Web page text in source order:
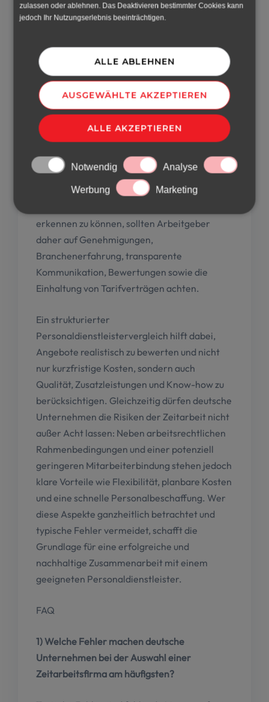
zulassen oder ablehnen. Das Deaktivieren bestimmter Cookies kann
jedoch Ihr Nutzungserlebnis beeinträchtigen.
ALLE ABLEHNEN
AUSGEWÄHLTE AKZEPTIEREN
ALLE AKZEPTIEREN
Notwendig Analyse
Werbung Marketing
Zusammenfassend:
Die Auswahl einerZeitarbeitsfirma
deutsche Unternehmen eine strategisch
wichtige Entscheidung mit langfristigen
Auswirkungen. Wie der Artikel zeigt, führen
typische Fehler Zeitarbeit Unternehmen
häufig dazu, dass der falsche Partner gewählt
wird – etwa durch fehlende Lizenzen,
mangelnde Spezialisierung, intransparente
Angebote oder einen unrealistisch niedrigen
erkennen zu können, sollten Arbeitgeber
daher auf Genehmigungen,
Branchenerfahrung, transparente
Kommunikation, Bewertungen sowie die
Einhaltung von Tarifverträgen achten.
Ein strukturierter
Personaldienstleistervergleich hilft dabei,
Angebote realistisch zu bewerten und nicht
nur kurzfristige Kosten, sondern auch
Qualität, Zusatzleistungen und Know-how zu
berücksichtigen. Gleichzeitig dürfen deutsche
Unternehmen die Risiken der Zeitarbeit nicht
außer Acht lassen: Neben arbeitsrechtlichen
Rahmenbedingungen und einer potenziell
geringeren Mitarbeiterbindung stehen jedoch
klare Vorteile wie Flexibilität, planbare Kosten
und eine schnelle Personalbeschaffung. Wer
diese Aspekte ganzheitlich betrachtet und
typische Fehler vermeidet, schafft die
Grundlage für eine erfolgreiche und
nachhaltige Zusammenarbeit mit einem
geeigneten Personaldienstleister.
FAQ
1) Welche Fehler machen deutsche
Unternehmen bei der Auswahl einer
Zeitarbeitsfirma am häufigsten?